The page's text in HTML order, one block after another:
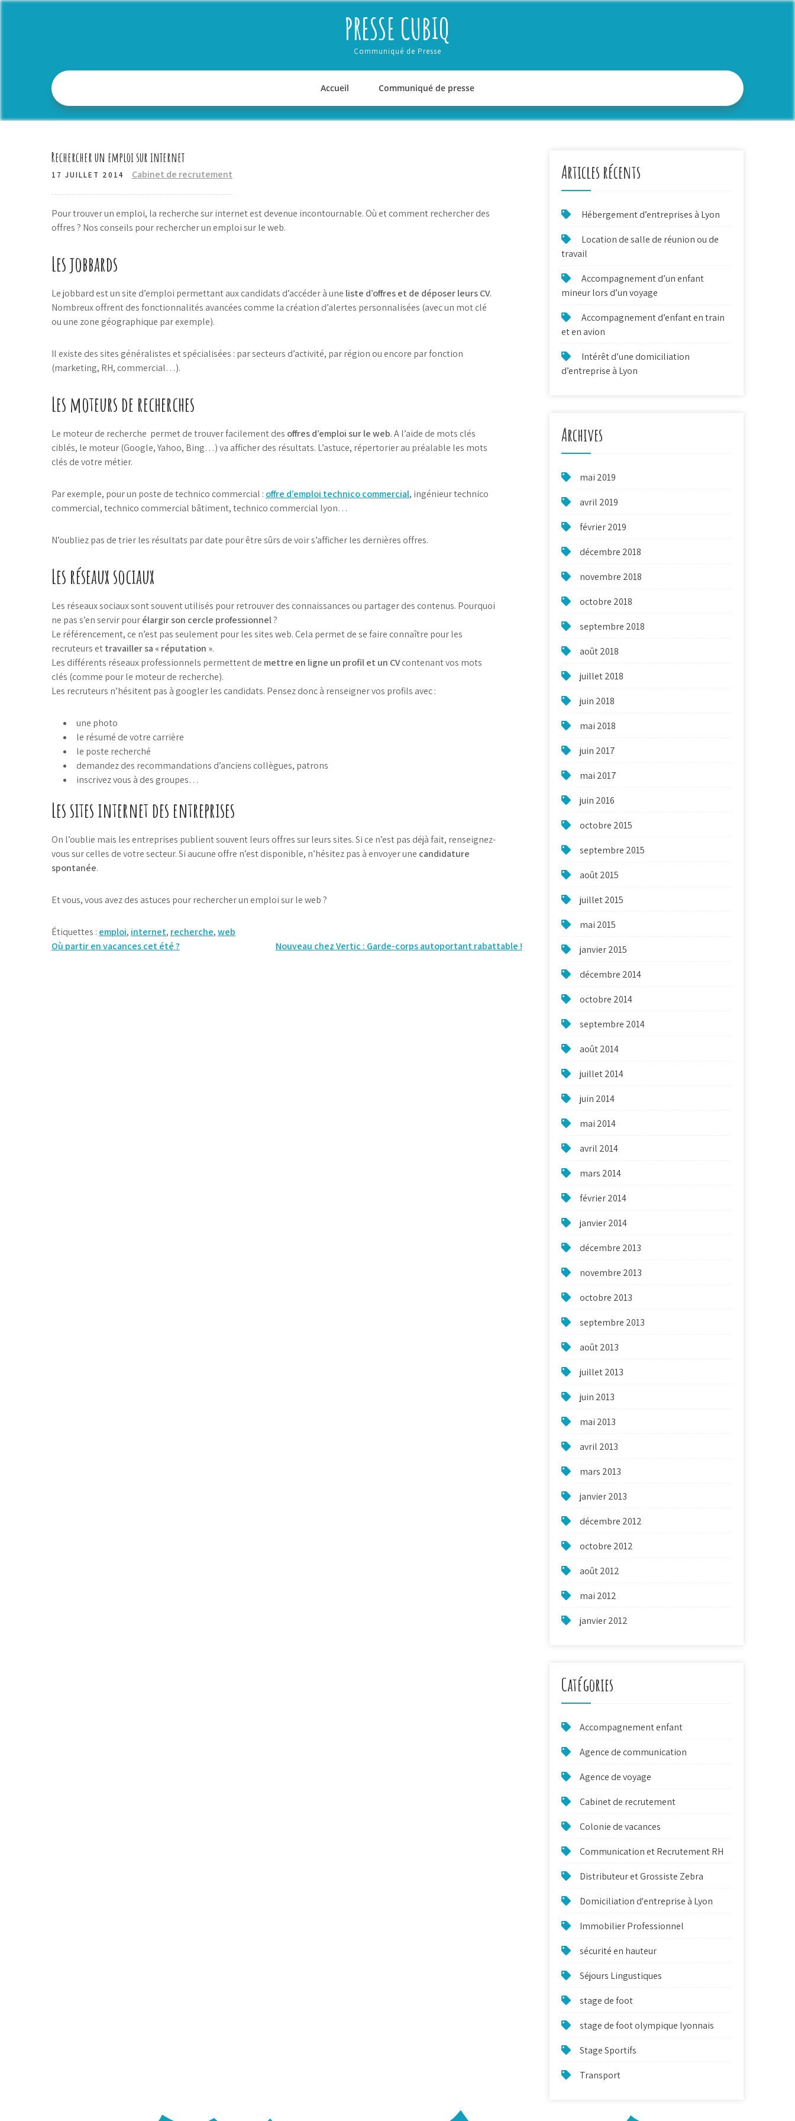
Skip
PRESSE CUBIQ
Communiqué de Presse
Accueil Communiqué de presse
Rechercher un emploi sur internet
17 JUILLET 2014 Cabinet de recrutement
Pour trouver un emploi, la recherche sur internet est devenue incontournable. Où et comment rechercher des
offres ? Nos conseils pour rechercher un emploi sur le web.
Les jobbards
Le jobbard est un site d’emploi permettant aux candidats d’accéder à une liste d’offres et de déposer leurs CV.
Nombreux offrent des fonctionnalités avancées comme la création d’alertes personnalisées (avec un mot clé
ou une zone géographique par exemple).
Il existe des sites généralistes et spécialisées : par secteurs d’activité, par région ou encore par fonction
(marketing, RH, commercial…).
Les moteurs de recherches
Le moteur de recherche permet de trouver facilement des offres d’emploi sur le web. A l’aide de mots clés
ciblés, le moteur (Google, Yahoo, Bing…) va afficher des résultats. L’astuce, répertorier au préalable les mots
clés de votre métier.
Par exemple, pour un poste de technico commercial : offre d’emploi technico commercial, ingénieur technico
commercial, technico commercial bâtiment, technico commercial lyon…
N’oubliez pas de trier les résultats par date pour être sûrs de voir s’afficher les dernières offres.
Les réseaux sociaux
Les réseaux sociaux sont souvent utilisés pour retrouver des connaissances ou partager des contenus. Pourquoi
ne pas s’en servir pourélargir son cercle professionnel?
Le référencement, ce n’est pas seulement pour les sites web. Cela permet de se faire connaître pour les
recruteurs ettravailler sa « réputation ».
Les différents réseaux professionnels permettent de mettre en ligne un profil et un CVcontenant vos mots
clés (comme pour le moteur de recherche).
Les recruteurs n’hésitent pas à googler les candidats. Pensez donc à renseigner vos profils avec :
une photo
le résumé de votre carrière
le poste recherché
demandez des recommandations d’anciens collègues, patrons
inscrivez vous à des groupes…
Les sites internet des entreprises
On l’oublie mais les entreprises publient souvent leurs offres sur leurs sites. Si ce n’est pas déjà fait, renseignez-
vous sur celles de votre secteur. Si aucune offre n’est disponible, n’hésitez pas à envoyer une candidature
spontanée.
Et vous, vous avez des astuces pour rechercher un emploi sur le web ?
Étiquettes : emploi, internet, recherche,web
Navigation
Où partir en vacances cet été ? Nouveau chez Vertic : Garde-corps autoportant rabattable !
Articles récents
Hébergement d’entreprises à Lyon
Location de salle de réunion ou de
travail
Accompagnement d’un enfant
mineur lors d’un voyage
Accompagnement d’enfant en train
et en avion
Intérêt d’une domiciliation
d’entreprise à Lyon
Archives
mai 2019
avril 2019
février 2019
décembre 2018
novembre 2018
octobre 2018
septembre 2018
août 2018
juillet 2018
juin 2018
mai 2018
juin 2017
mai 2017
juin 2016
octobre 2015
septembre 2015
août 2015
juillet 2015
mai 2015
janvier 2015
décembre 2014
octobre 2014
septembre 2014
août 2014
juillet 2014
juin 2014
mai 2014
avril 2014
mars 2014
février 2014
janvier 2014
décembre 2013
novembre 2013
octobre 2013
septembre 2013
août 2013
juillet 2013
juin 2013
mai 2013
avril 2013
mars 2013
janvier 2013
décembre 2012
octobre 2012
août 2012
mai 2012
janvier 2012
Catégories
Accompagnement enfant
Agence de communication
Agence de voyage
Cabinet de recrutement
Colonie de vacances
Communication et Recrutement RH
Distributeur et Grossiste Zebra
Domiciliation d'entreprise à Lyon
Immobilier Professionnel
sécurité en hauteur
Séjours Lingustiques
stage de foot
stage de foot olympique lyonnais
Stage Sportifs
Transport